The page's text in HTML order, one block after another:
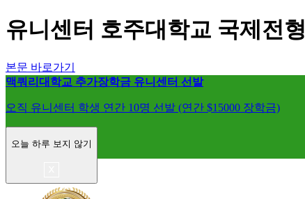
유니센터 호주대학교 국제전형
본문 바로가기
맥쿼리대학교 추가장학금 유니센터 선발
오직 유니센터 학생 연간 10명 선발 (연간 $15000 장학금)
오늘 하루 보지 않기